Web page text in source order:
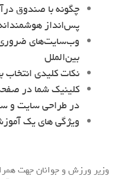
چگونه با صندوق
پس‌انداز
وب‌سایت‌های ضروری
بین‌الملل
نکات کلیدی انتخاب
کلینیک شما در
در طراحی سایت و
ویژگی های یک
وزیر ورزش و جوانان جهت